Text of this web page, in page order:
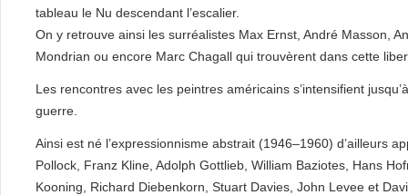
tableau le Nu descendant l’escalier.
On y retrouve ainsi les surréalistes Max Ernst, André Masson,
Mondrian ou encore Marc Chagall qui trouvèrent dans cette
Les rencontres avec les peintres américains s’intensifient
guerre.
Ainsi est né l’expressionnisme abstrait (1946–1960) d’ailleurs
Pollock, Franz Kline, Adolph Gottlieb, William Baziotes, Hans
Kooning, Richard Diebenkorn, Stuart Davies, John Levee et